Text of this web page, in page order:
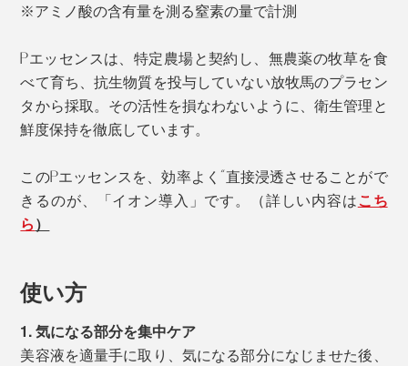
※アミノ酸の含有量を測る窒素の量で計測
Pエッセンスは、特定農場と契約し、無農薬の牧草を食
べて育ち、抗生物質を投与していない放牧馬のプラセン
タから採取。その活性を損なわないように、衛生管理と
鮮度保持を徹底しています。
このPエッセンスを、効率よく“直接浸透させることがで
きるのが、「イオン導入」です。（詳しい内容はこち
ら）
使い方
1. 気になる部分を集中ケア
美容液を適量手に取り、気になる部分になじませた後、